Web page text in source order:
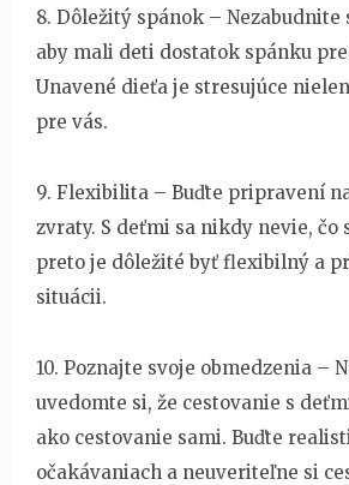
8. Dôležitý spánok – Nezabudnite
aby mali deti dostatok spánku
Unavené dieťa je stresujúce
pre vás.
9. Flexibilita – Buďte pripravení
zvraty. S deťmi sa nikdy nevie, čo
preto je dôležité byť flexibilný a
situácii.
10. Poznajte svoje obmedzenia –
uvedomte si, že cestovanie s
ako cestovanie sami. Buďte
očakávaniach a neuveriteľne si